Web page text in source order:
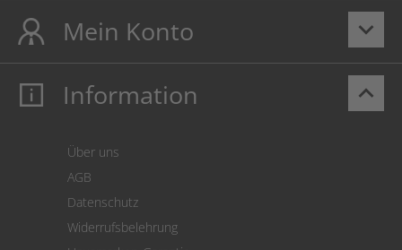
keyboard_arrow_down
Mein Konto
Mein Konto
keyboard_arrow_up
Information
Über uns
AGB
Datenschutz
Widerrufsbelehrung